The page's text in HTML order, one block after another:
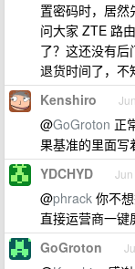
置密码时，居
问大家 ZTE 路
了？这还没有后
退货时间了，不
Kenshiro
@GoGroton 正
果基准的里面写
YDCHYD
@phrack 你不
直接运营商一
GoGroton